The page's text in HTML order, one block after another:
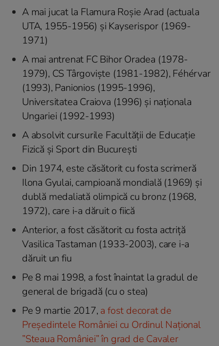
A mai jucat la Flamura Roşie Arad (actuala
UTA, 1955-1956) și Kayserispor (1969-
1971)
A mai antrenat FC Bihor Oradea (1978-
1979), CS Târgoviște (1981-1982), Féhérvar
(1993), Panionios (1995-1996),
Universitatea Craiova (1996) și naționala
Ungariei (1992-1993)
A absolvit cursurile Facultăţii de Educaţie
Fizică şi Sport din Bucureşti
Din 1974, este căsătorit cu fosta scrimeră
Ilona Gyulai, campioană mondială (1969) și
dublă medaliată olimpică cu bronz (1968,
1972), care i-a dăruit o fiică
Anterior, a fost căsătorit cu fosta actriță
Vasilica Tastaman (1933-2003), care i-a
dăruit un fiu
Pe 8 mai 1998, a fost înaintat la gradul de
general de brigadă (cu o stea)
Pe 9 martie 2017, a fost decorat de
Președintele României cu Ordinul Național
”Steaua României” în grad de Cavaler